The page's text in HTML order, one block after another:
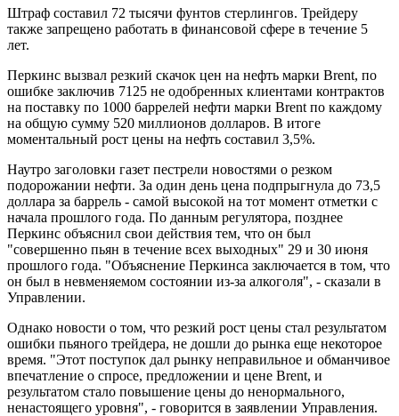
Штраф составил 72 тысячи фунтов стерлингов. Трейдеру
также запрещено работать в финансовой сфере в течение 5
лет.
Перкинс вызвал резкий скачок цен на нефть марки Brent, по
ошибке заключив 7125 не одобренных клиентами контрактов
на поставку по 1000 баррелей нефти марки Brent по каждому
на общую сумму 520 миллионов долларов. В итоге
моментальный рост цены на нефть составил 3,5%.
Наутро заголовки газет пестрели новостями о резком
подорожании нефти. За один день цена подпрыгнула до 73,5
доллара за баррель - самой высокой на тот момент отметки с
начала прошлого года. По данным регулятора, позднее
Перкинс объяснил свои действия тем, что он был
"совершенно пьян в течение всех выходных" 29 и 30 июня
прошлого года. "Объяснение Перкинса заключается в том, что
он был в невменяемом состоянии из-за алкоголя", - сказали в
Управлении.
Однако новости о том, что резкий рост цены стал результатом
ошибки пьяного трейдера, не дошли до рынка еще некоторое
время. "Этот поступок дал рынку неправильное и обманчивое
впечатление о спросе, предложении и цене Brent, и
результатом стало повышение цены до ненормального,
ненастоящего уровня", - говорится в заявлении Управления.